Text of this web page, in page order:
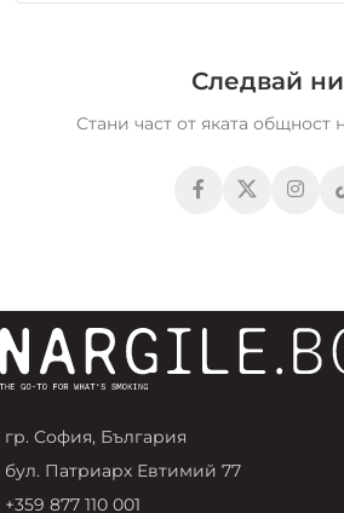
Следвай
Стани част от яката общност
гр. София, България
бул. Патриарх Евтимий 77
+359 877 110 001